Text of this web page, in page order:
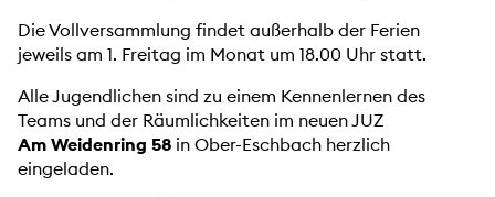
Die Vollversammlung findet außerhalb der Ferien
jeweils am 1. Freitag im Monat um 18.00 Uhr statt.
Alle Jugendlichen sind zu einem Kennenlernen des
Teams und der Räumlichkeiten im neuen JUZ
Am Weidenring 58 in Ober-Eschbach herzlich
eingeladen.